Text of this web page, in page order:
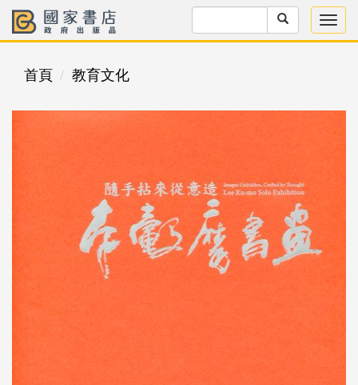
首頁 教育文化